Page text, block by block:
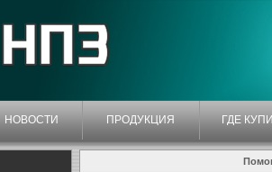
НОВОСТИ ПРОДУКЦИЯ ГДЕ